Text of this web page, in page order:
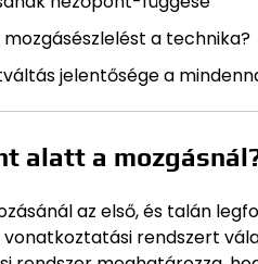
a technika?
jelentősége a
alatt a
az első, és talán
rendszert